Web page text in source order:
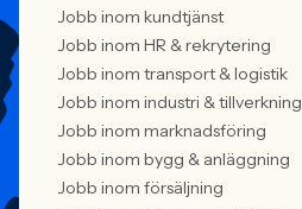
Jobb inom kundtjänst
Jobb inom HR & rekrytering
Jobb inom transport & logistik
Jobb inom industri & tillverkning
Jobb inom marknadsföring
Jobb inom bygg & anläggning
Jobb inom försäljning